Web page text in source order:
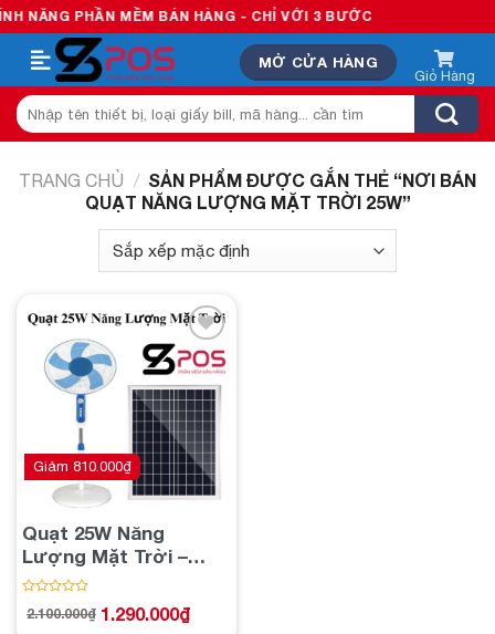
Skip
to
content
NĂNG PHẦN MỀM BÁN HÀNG - CHỈ VỚI 3 BƯỚC
MỞ CỬA HÀNG
Tìm
kiếm:
TRANG CHỦ / SẢN PHẨM ĐƯỢC GẮN THẺ “NƠI BÁN
QUẠT NĂNG LƯỢNG MẶT TRỜI 25W”
Add to
wishlist
Quạt 25W Năng
Lượng Mặt Trời –
Khám Phá Sức Mạnh
Tiết Kiệm Năng
Lượng
xếp
2.100.000₫
Giá 1.290.000₫
Giá
Giảm 810.000₫